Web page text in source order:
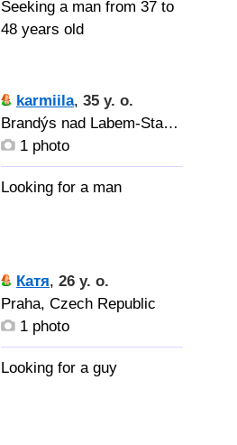
Seeking a man from 37 to
48 years old
karmiila, 35 y. o.
Brandýs nad Labem-Stará Boleslav, Czech Republic
1 photo
Катя, 26 y. o.
Praha, Czech Republic
1 photo